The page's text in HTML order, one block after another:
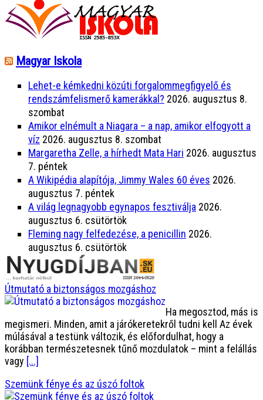
Magyar Iskola
Lehet-e kémkedni közúti forgalommegfigyelő és
rendszámfelismerő kamerákkal? 2026. augusztus 8.
szombat
Amikor elnémult a Niagara – a nap, amikor elfogyott a
víz 2026. augusztus 8. szombat
Margaretha Zelle, a hírhedt Mata Hari 2026. augusztus
7. péntek
A Wikipédia alapítója, Jimmy Wales 60 éves 2026.
augusztus 7. péntek
A világ legnagyobb egynapos fesztiválja 2026.
augusztus 6. csütörtök
Fleming nagy felfedezése, a penicillin 2026.
augusztus 6. csütörtök
Útmutató a biztonságos mozgáshoz
Ha megosztod, más is
megismeri. Minden, amit a járókeretekről tudni kell Az évek
múlásával a testünk változik, és előfordulhat, hogy a
korábban természetesnek tűnő mozdulatok – mint a felállás
vagy [...]
Szemünk fénye és az úszó foltok